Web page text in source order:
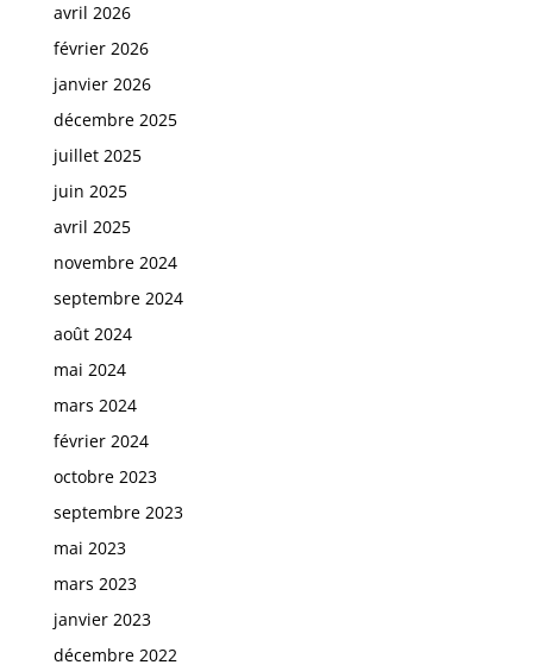
avril 2026
février 2026
janvier 2026
décembre 2025
juillet 2025
juin 2025
avril 2025
novembre 2024
septembre 2024
août 2024
mai 2024
mars 2024
février 2024
octobre 2023
septembre 2023
mai 2023
mars 2023
janvier 2023
décembre 2022